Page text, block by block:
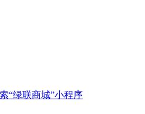
“绿联商城”小程序